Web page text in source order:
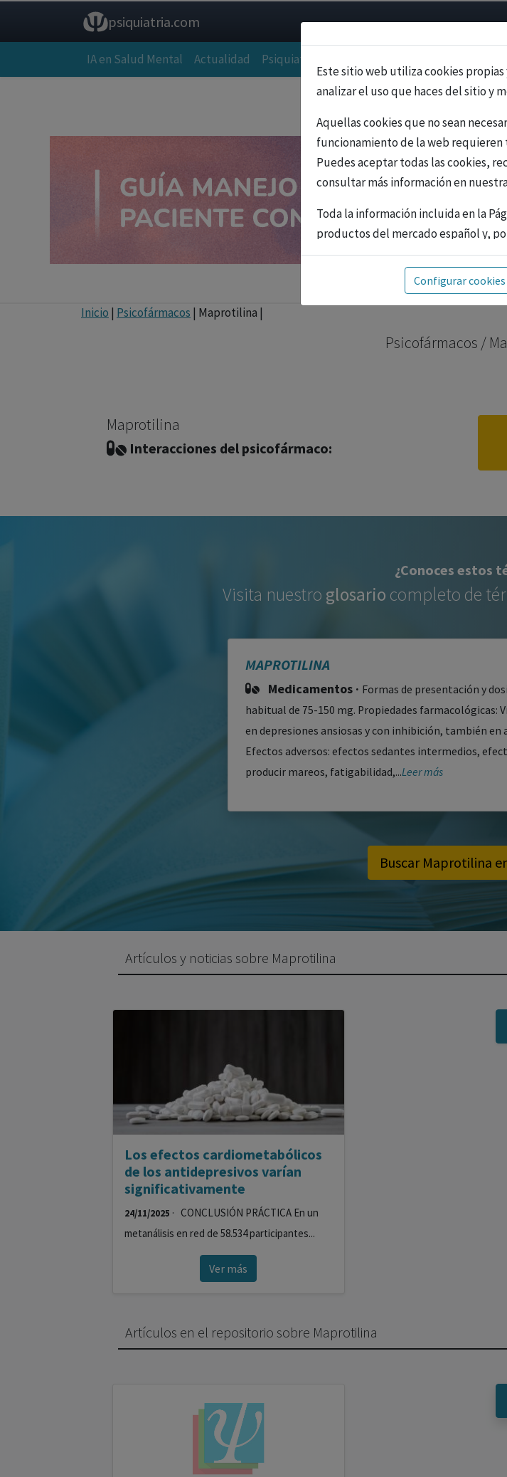
psiquiatria.com
IA en Salud Mental Actualidad Psiquiatría
Este sitio web utiliza cookies
analizar el uso que haces del sitio y
Aquellas cookies que no sean
funcionamiento de la web
Puedes aceptar todas las cookies,
consultar más información en
Toda la información incluida en la
productos del mercado español y,
profesionales sanitarios legalmente
prescribir o dispensar medicamentos
profesional. La información técnica
los profesionales facultados
decidir, en cada caso concreto, el
Configurar cookies
Inicio | Psicofármacos | Maprotilina |
Psicofármacos /
Maprotilina
Interacciones del psicofármaco:
¿Conoces estos
Visita nuestro glosario completo de
MAPROTILINA
Medicamentos · Formas de presentación y
habitual de 75-150 mg. Propiedades farmacológicas:
en depresiones ansiosas y con inhibición, también
Efectos adversos: efectos sedantes intermedios,
producir mareos, fatigabilidad,...Leer más
Buscar Maprotilina
Artículos y noticias sobre Maprotilina
Los efectos cardiometabólicos
de los antidepresivos varían
significativamente
24/11/2025 · CONCLUSIÓN PRÁCTICA En un
metanálisis en red de 58.534 participantes...
Ver más
Artículos en el repositorio sobre Maprotilina